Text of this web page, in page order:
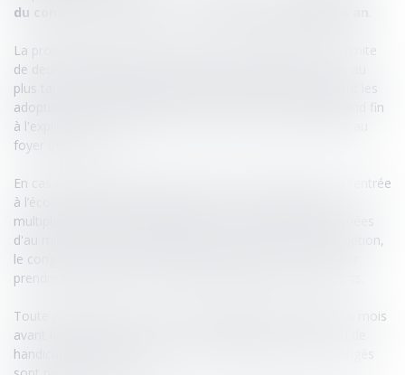
du contrat de travail
La prolongation du congé parental est autorisée dans la limite
de deux renouvellements, et prend automatiquement fin, au
plus tard, au troisième anniversaire de l'enfant. Concernant les
adoptions d'un enfant de moins de trois ans, le congé prend fin
à l'expiration d'un délai de trois ans à compter de l'arrivée au
foyer de l'enfant.
En cas de naissance multiple, cette date est repoussée à l’entrée
à l’école maternelle des enfants, et pour les naissances
multiples d'au moins trois enfants ou les arrivées simultanées
d'au moins trois enfants adoptés ou confiés en vue d'adoption,
le congé parental peut être prolongé jusqu’à cinq fois, pour
prendre fin au plus tard au sixième anniversaire des enfants.
Toute prolongation est notifiée à l’employeur à minima un mois
avant la fin du congé, et en cas de maladie, d’accident ou de
handicap grave de l’enfant, les dates limites de fins de congés